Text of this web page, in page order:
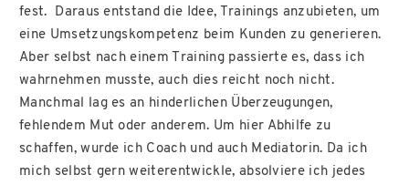
fest. Daraus entstand die Idee, Trainings anzubieten, um
eine Umsetzungskompetenz beim Kunden zu generieren.
Aber selbst nach einem Training passierte es, dass ich
wahrnehmen musste, auch dies reicht noch nicht.
Manchmal lag es an hinderlichen Überzeugungen,
fehlendem Mut oder anderem. Um hier Abhilfe zu
schaffen, wurde ich Coach und auch Mediatorin. Da ich
mich selbst gern weiterentwickle, absolviere ich jedes